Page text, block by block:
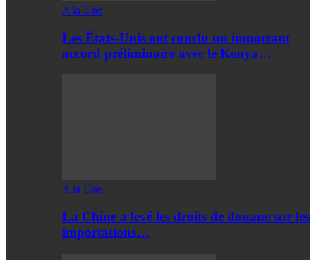
A la Une
Les États-Unis ont conclu un important
accord préliminaire avec le Kenya…
A la Une
La Chine a levé les droits de douane sur les
importations…